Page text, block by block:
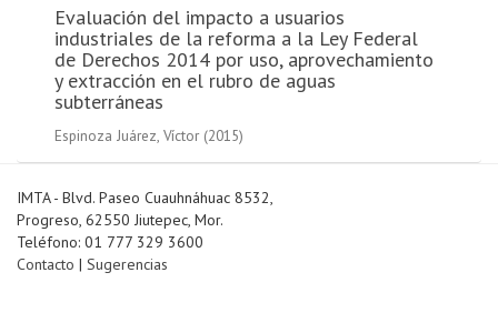
Evaluación del impacto a usuarios
industriales de la reforma a la Ley Federal
de Derechos 2014 por uso, aprovechamiento
y extracción en el rubro de aguas
subterráneas
Espinoza Juárez, Víctor (2015)
IMTA - Blvd. Paseo Cuauhnáhuac 8532,
Progreso, 62550 Jiutepec, Mor.
Teléfono: 01 777 329 3600
Contacto | Sugerencias